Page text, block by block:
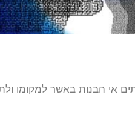
אי הבנות באשר למקומו